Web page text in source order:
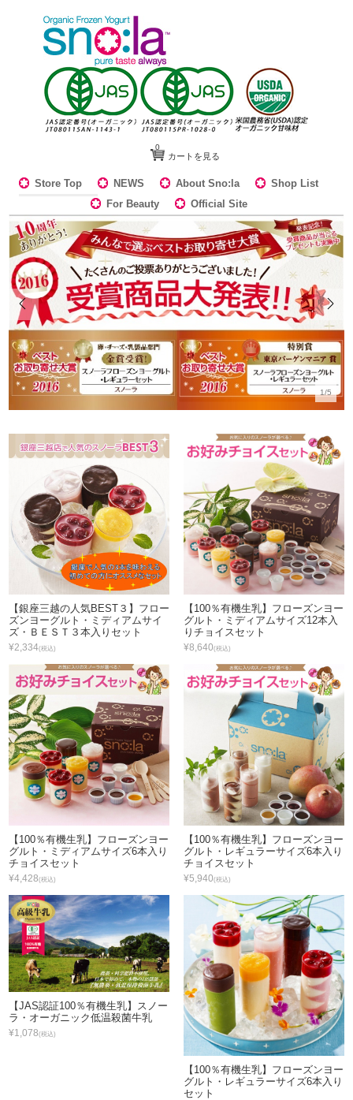
カートを見る
0
Store Top NEWS About Sno:la
Shop List
For Beauty
Official Site
1/5
【銀座三越の人気BEST３】フロー
ズンヨーグルト・ミディアムサイ
ズ・ＢＥＳＴ３本入りセット
¥2,334(税込)
【100％有機生乳】フローズンヨー
グルト・ミディアムサイズ12本入
りチョイスセット
¥8,640(税込)
【100％有機生乳】フローズンヨー
グルト・ミディアムサイズ6本入り
チョイスセット
¥4,428(税込)
【100％有機生乳】フローズンヨー
グルト・レギュラーサイズ6本入り
チョイスセット
¥5,940(税込)
【JAS認証100％有機生乳】スノー
ラ・オーガニック低温殺菌牛乳
¥1,078(税込)
【100％有機生乳】フローズンヨー
グルト・レギュラーサイズ6本入り
セット